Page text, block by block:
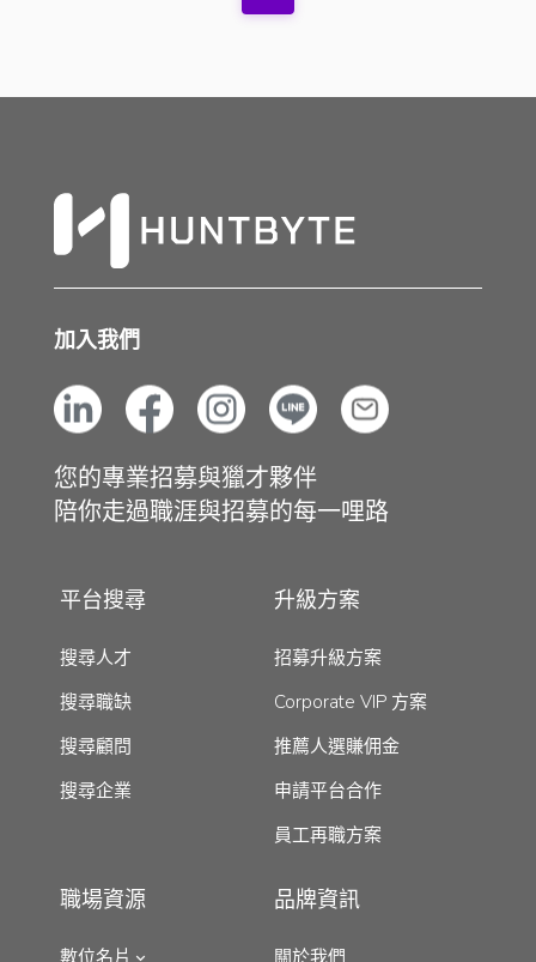
加入我們
您的專業招募與獵才夥伴
陪你走過職涯與招募的每一哩路
平台搜尋
搜尋人才
搜尋職缺
搜尋顧問
搜尋企業
升級方案
招募升級方案
Corporate VIP 方案
推薦人選賺佣金
申請平台合作
員工再職方案
職場資源
數位名片
品牌資訊
關於我們